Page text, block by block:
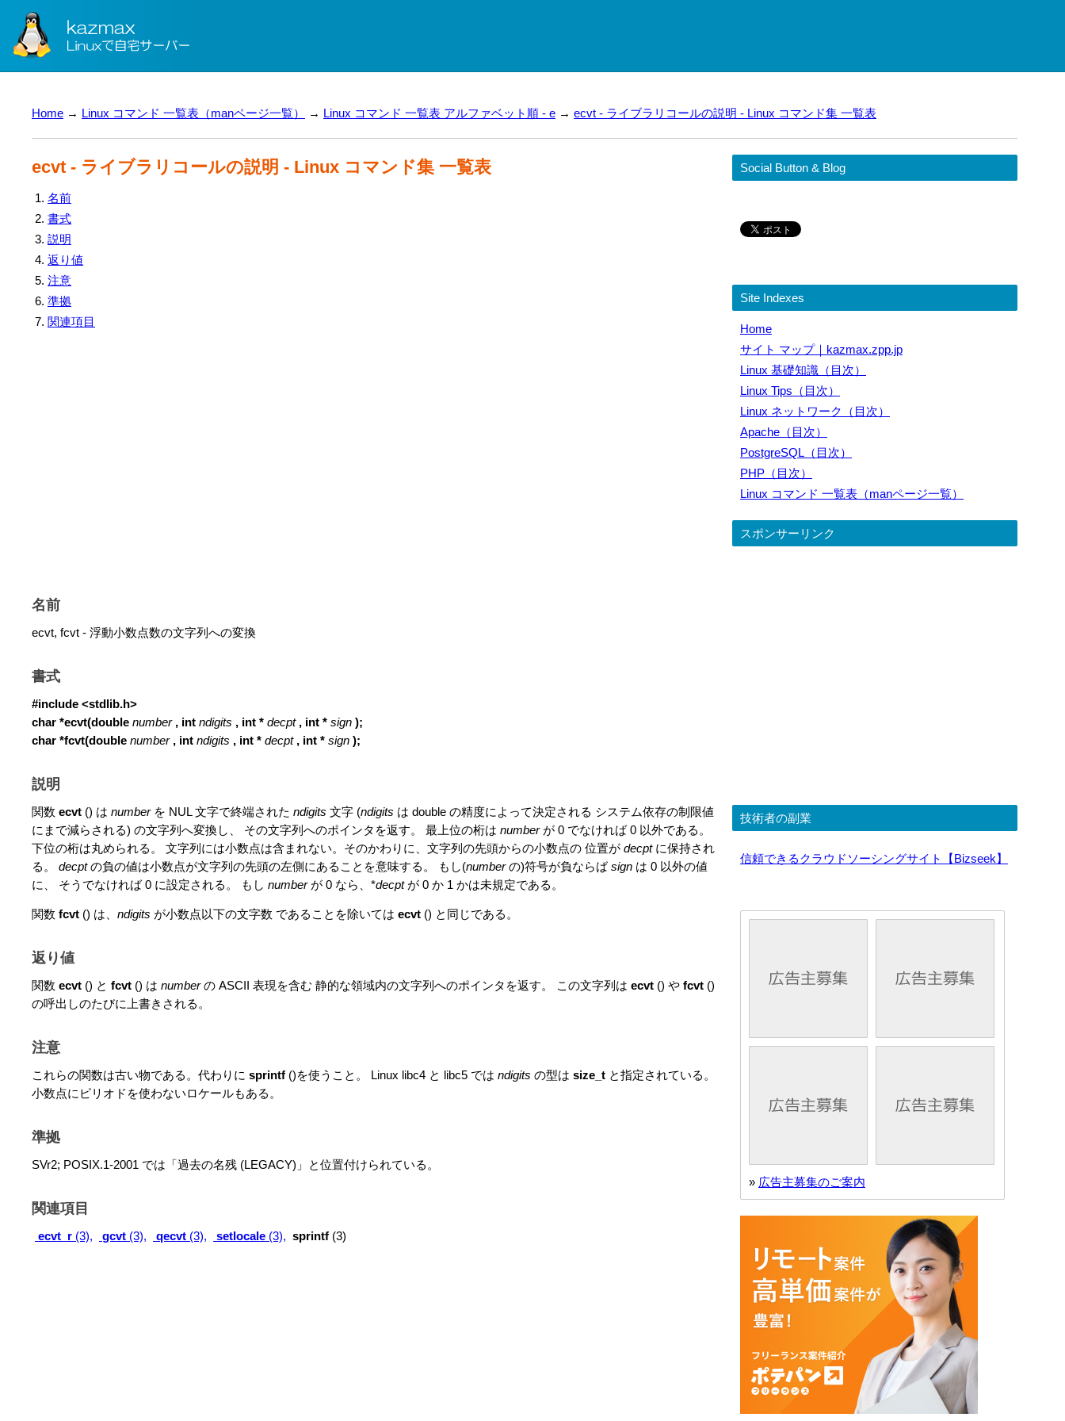
Home → Linux コマンド 一覧表（manページ一覧） → Linux コマンド 一覧表 アルファベット順 - e → ecvt - ライブラリコールの説明 - Linux コマンド集 一覧表
ecvt - ライブラリコールの説明 - Linux コマンド集 一覧表
名前
書式
説明
返り値
注意
準拠
関連項目
名前
ecvt, fcvt - 浮動小数点数の文字列への変換
書式
#include <stdlib.h>
char *ecvt(double number , int ndigits , int * decpt , int * sign );
char *fcvt(double number , int ndigits , int * decpt , int * sign );
説明
関数 ecvt () は numberを NUL 文字で終端された ndigits 文字 (ndigits は double の精度によって決定される システム依存の制限値
にまで減らされる) の文字列へ変換し、 その文字列へのポインタを返す。 最上位の桁は numberが 0 でなければ 0 以外である。
下位の桁は丸められる。 文字列には小数点は含まれない。そのかわりに、文字列の先頭からの小数点の 位置が decptに保持され
る。 decptの負の値は小数点が文字列の先頭の左側にあることを意味する。 もし(numberの)符号が負ならばsign は 0 以外の値
に、 そうでなければ 0 に設定される。 もし numberが 0 なら、*decptが 0 か 1 かは未規定である。
関数 fcvt () は、 ndigits が小数点以下の文字数 であることを除いては ecvt () と同じである。
返り値
関数 ecvt () と fcvt () は numberの ASCII 表現を含む 静的な領域内の文字列へのポインタを返す。 この文字列は ecvt () や fcvt ()
の呼出しのたびに上書きされる。
注意
これらの関数は古い物である。代わりに sprintf ()を使うこと。 Linux libc4 と libc5 では ndigits の型は size_t と指定されている。
小数点にピリオドを使わないロケールもある。
準拠
SVr2; POSIX.1-2001 では「過去の名残 (LEGACY)」と位置付けられている。
関連項目
ecvt_r (3), gcvt (3), qecvt (3), setlocale (3), sprintf (3)
Social Button & Blog
Site Indexes
Home
サイト マップ｜kazmax.zpp.jp
Linux 基礎知識（目次）
Linux Tips（目次）
Linux ネットワーク（目次）
Apache（目次）
PostgreSQL（目次）
PHP（目次）
Linux コマンド 一覧表（manページ一覧）
スポンサーリンク
技術者の副業
信頼できるクラウドソーシングサイト【Bizseek】
» 広告主募集のご案内